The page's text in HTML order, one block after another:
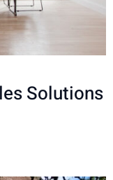
Solutions